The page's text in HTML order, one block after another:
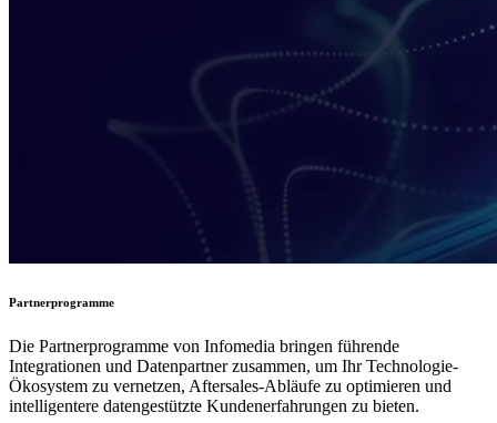
Partnerprogramme
Die Partnerprogramme von Infomedia bringen führende
Integrationen und Datenpartner zusammen, um Ihr Technologie-
Ökosystem zu vernetzen, Aftersales-Abläufe zu optimieren und
intelligentere datengestützte Kundenerfahrungen zu bieten.